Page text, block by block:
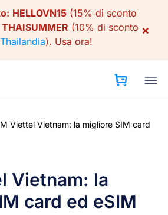
HELLOVN15(15% di sconto
THAISUMMER (10% di sconto
). Usa ora!
×
Viettel Vietnam: la migliore SIM card
Vietnam: la
card ed eSIM